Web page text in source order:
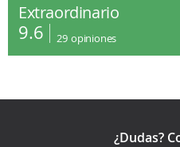
Extraordinario
9.6 29 opiniones
¿Dudas?